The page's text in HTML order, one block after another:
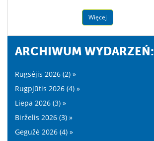
Więcej
ARCHIWUM WYDARZEŃ:
Rugsėjis 2026 (2) »
Rugpjūtis 2026 (4) »
Liepa 2026 (3) »
Birželis 2026 (3) »
Gegužė 2026 (4) »